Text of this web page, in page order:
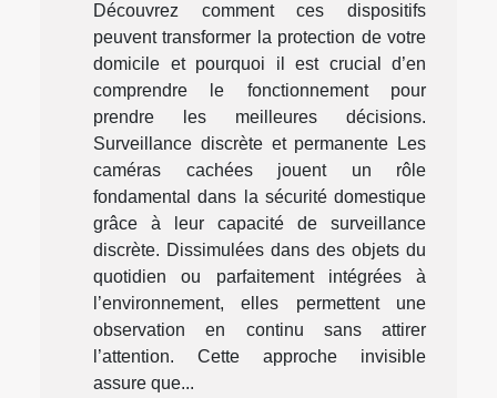
Découvrez comment ces dispositifs
peuvent transformer la protection de votre
domicile et pourquoi il est crucial d’en
comprendre le fonctionnement pour
prendre les meilleures décisions.
Surveillance discrète et permanente Les
caméras cachées jouent un rôle
fondamental dans la sécurité domestique
grâce à leur capacité de surveillance
discrète. Dissimulées dans des objets du
quotidien ou parfaitement intégrées à
l’environnement, elles permettent une
observation en continu sans attirer
l’attention. Cette approche invisible
assure que...